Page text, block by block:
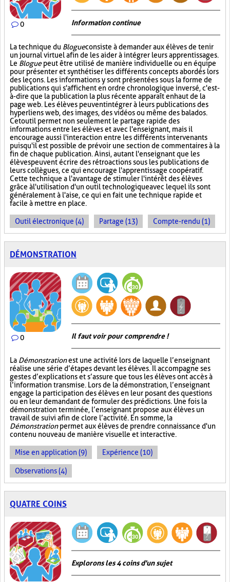
0 Information continue
La technique du Blogueconsiste à demander aux élèves de tenir
un journal virtuel afin de les aider à intégrer leurs apprentissages.
Le Bloguepeut être utilisé de manière individuelle ou en équipe
pour présenter et synthétiser les différents concepts abordés lors
des leçons. Les informations y sont présentées sous la forme de
publications qui s'affichent en ordre chronologique inversé, c'est-
à-dire que la publication la plus récente apparaît en haut de la
page web. Les élèves peuvent intégrer à leurs publications des
hyperliens web, des images, des vidéos ou même des balados.
Cet outil permet non seulement le partage rapide des
informations entre les élèves et avec l'enseignant, mais il
encourage aussi l'interaction entre les différents intervenants
puisqu'il est possible de prévoir une section de commentaires à la
fin de chaque publication. Ainsi, autant l'enseignant que les
élèves peuvent écrire des rétroactions sous les publications de
leurs collègues, ce qui encourage l'apprentissage coopératif.
Cette technique a l'avantage de stimuler l'intérêt des élèves
grâce à l'utilisation d'un outil technologique avec lequel ils sont
généralement à l'aise, ce qui en fait une technique rapide et
facile à mettre en place.
Outil électronique (4) Partage (13) Compte-rendu (1)
DÉMONSTRATION
0 Il faut voir pour comprendre !
La Démonstrationest une activité lors de laquelle l’enseignant
réalise une série d’étapes devant les élèves. Il accompagne ses
gestes d’explications et s’assure que tous les élèves ont accès à
l’information transmise. Lors de la démonstration, l’enseignant
engage la participation des élèves en leur posant des questions
ou en leur demandant de formuler des prédictions. Une fois la
démonstration terminée, l’enseignant propose aux élèves un
travail de suivi afin de clore l’activité. En somme, la
Démonstrationpermet aux élèves de prendre connaissance d'un
contenu nouveau de manière visuelle et interactive.
Mise en application (9) Expérience (10)
Observations (4)
QUATRE COINS
Explorons les 4 coins d'un sujet